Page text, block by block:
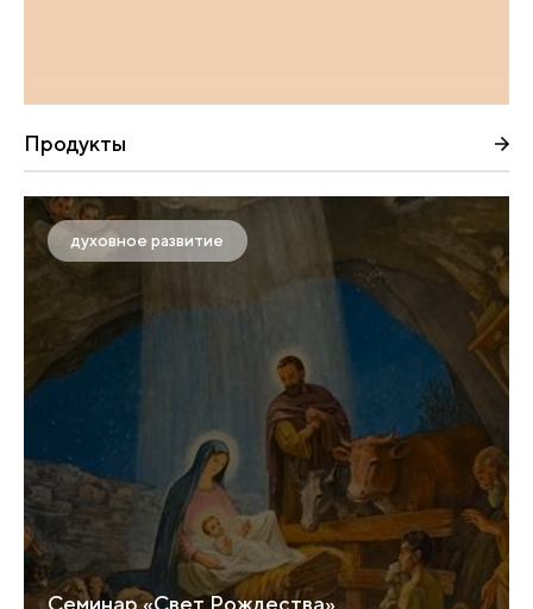
Продукты
духовное развитие
Семинар «Свет Рождества»